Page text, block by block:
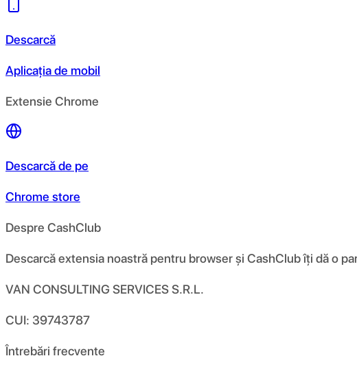
Descarcă
Aplicația de mobil
Extensie Chrome
Descarcă de pe
Chrome store
Despre CashClub
Descarcă extensia noastră pentru browser și CashClub îți dă o
VAN CONSULTING SERVICES S.R.L.
CUI: 39743787
Întrebări frecvente